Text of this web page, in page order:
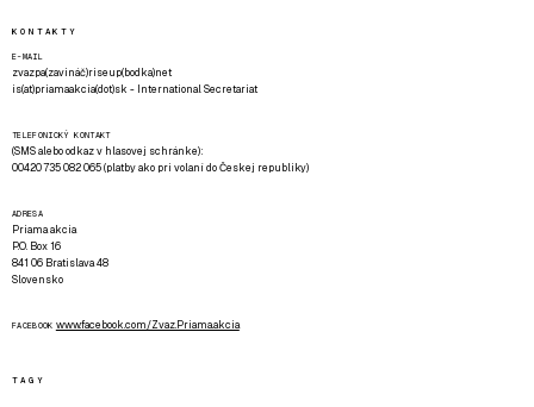
KONTAKTY
E-MAIL
zvazpa(zavináč)riseup(bodka)net
is(at)priamaakcia(dot)sk - International Secretariat
TELEFONICKÝ KONTAKT
(SMS alebo odkaz v hlasovej schránke):
00420 735 082 065 (platby ako pri volaní do Českej republiky)
ADRESA
Priama akcia
P.O. Box 16
841 06 Bratislava 48
Slovensko
FACEBOOK www.facebook.com/Zvaz.Priama.akcia
TAGY